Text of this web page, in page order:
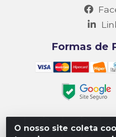
O nosso site coleta
Formas de
Matriz R3 Suprimentos -